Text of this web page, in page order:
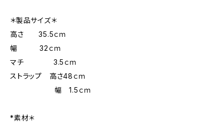
＊製品サイズ＊
高さ 35.5ｃｍ
幅 32ｃｍ
マチ 3.5ｃｍ
ストラップ 高さ48ｃｍ
幅 1.5ｃｍ
*素材＊